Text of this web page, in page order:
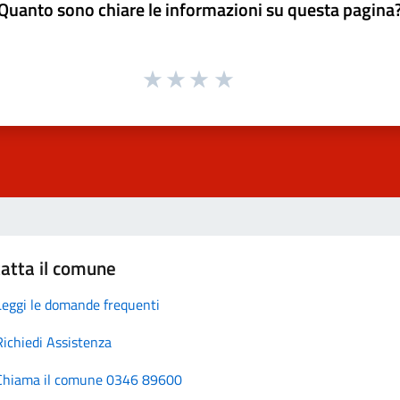
sono chiare le informazioni su questa
il comune
le domande frequenti
Assistenza
il comune 0346 89600